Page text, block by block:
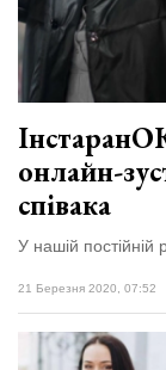
онлайн-
співака
У нашій
21 Березня 2020, 07:52